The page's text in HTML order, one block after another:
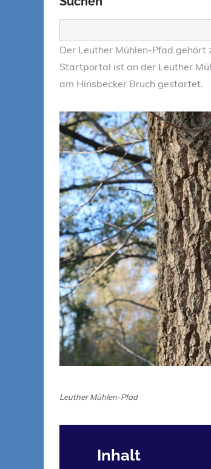
Der Leuther Mühlen-Pfad gehört
Startportal ist an der Leuther
am Hinsbecker Bruch gestartet.
Leuther Mühlen-Pfad
Inhalt